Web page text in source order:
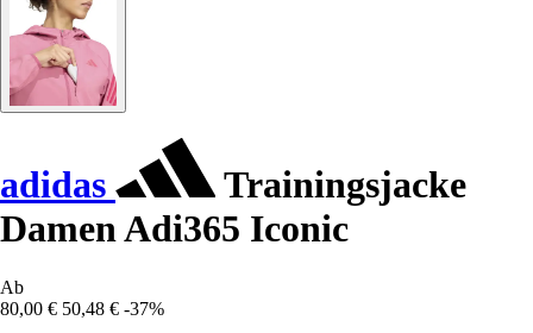
adidas
Trainingsjacke
Damen Adi365 Iconic
Ab
80,00 € 50,48 € -37%